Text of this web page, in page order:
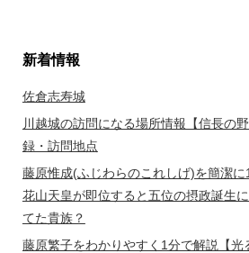
新着情報
佐倉志寿城
川越城の訪問になる場所情報【信長の
録・訪問地点
藤原惟成(ふじわらのこれしげ)を簡潔に
花山天皇が即位すると五位の摂政誕生
てた貴族？
藤原繁子をわかりやすく1分で解説【光